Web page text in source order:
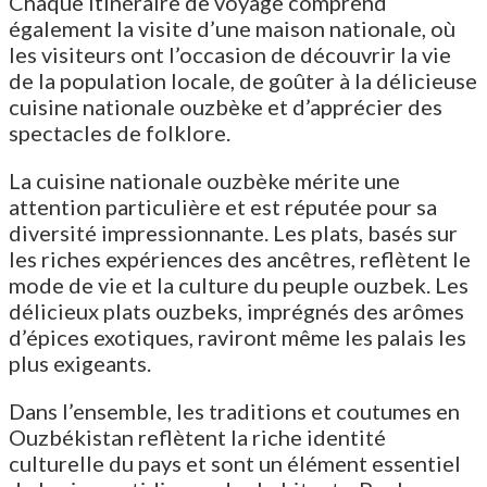
également la visite d’une maison nationale, où
les visiteurs ont l’occasion de découvrir la vie
de la population locale, de goûter à la délicieuse
cuisine nationale ouzbèke et d’apprécier des
spectacles de folklore.
La cuisine nationale ouzbèke mérite une
attention particulière et est réputée pour sa
diversité impressionnante. Les plats, basés sur
les riches expériences des ancêtres, reflètent le
mode de vie et la culture du peuple ouzbek. Les
délicieux plats ouzbeks, imprégnés des arômes
d’épices exotiques, raviront même les palais les
plus exigeants.
Dans l’ensemble, les traditions et coutumes en
Ouzbékistan reflètent la riche identité
culturelle du pays et sont un élément essentiel